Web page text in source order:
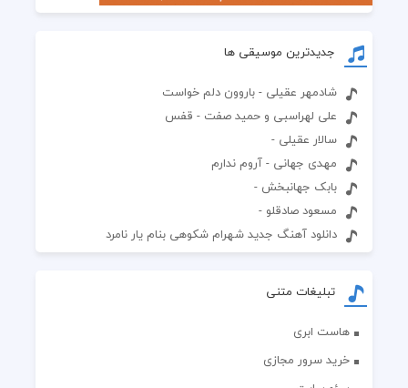
جدیدترین موسیقی ها
شادمهر عقیلی - باروون دلم خواست
علی لهراسبی و حمید صفت - قفس
سالار عقیلی -
مهدی جهانی - آروم ندارم
بابک جهانبخش -
مسعود صادقلو -
دانلود آهنگ جدید شهرام شکوهی بنام یار نامرد
تبلیغات متنی
هاست ابری
خرید سرور مجازی